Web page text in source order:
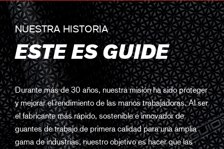
NUESTRA HISTORIA
ESTE ES GUIDE
Durante más de 30 años, nuestra misión ha sido proteger
y mejorar el rendimiento de las manos trabajadoras. Al ser
el fabricante más rápido, sostenible e innovador de
guantes de trabajo de primera calidad para una amplia
gama de industrias, nuestro objetivo es hacer que las